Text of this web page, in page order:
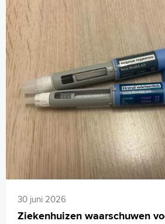
30 juni 2026
Ziekenhuizen waarschuwen